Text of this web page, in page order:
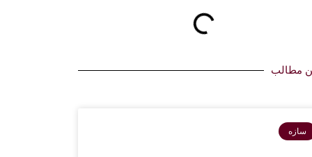
مطالب
سازه